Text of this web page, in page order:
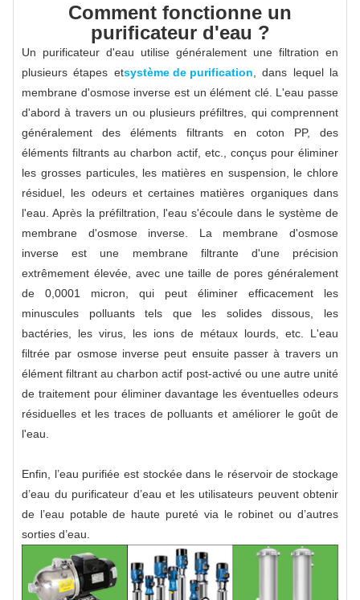
Comment fonctionne un
purificateur d'eau ?
Un purificateur d'eau utilise généralement une filtration en
plusieurs étapes etsystème de purification , dans lequel la
membrane d'osmose inverse est un élément clé. L'eau passe
d'abord à travers un ou plusieurs préfiltres, qui comprennent
généralement des éléments filtrants en coton PP, des
éléments filtrants au charbon actif, etc., conçus pour éliminer
les grosses particules, les matières en suspension, le chlore
résiduel, les odeurs et certaines matières organiques dans
l'eau. Après la préfiltration, l'eau s'écoule dans le système de
membrane d'osmose inverse. La membrane d'osmose
inverse est une membrane filtrante d'une précision
extrêmement élevée, avec une taille de pores généralement
de 0,0001 micron, qui peut éliminer efficacement les
minuscules polluants tels que les solides dissous, les
bactéries, les virus, les ions de métaux lourds, etc. L'eau
filtrée par osmose inverse peut ensuite passer à travers un
élément filtrant au charbon actif post-activé ou une autre unité
de traitement pour éliminer davantage les éventuelles odeurs
résiduelles et les traces de polluants et améliorer le goût de
l'eau.
Enfin, l’eau purifiée est stockée dans le réservoir de stockage
d’eau du purificateur d’eau et les utilisateurs peuvent obtenir
de l’eau potable de haute pureté via le robinet ou d’autres
sorties d’eau.